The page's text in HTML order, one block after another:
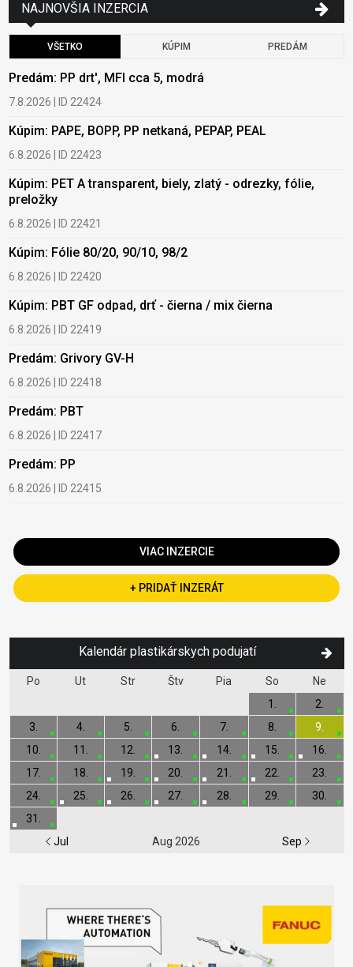
NAJNOVŠIA INZERCIA
VŠETKO KÚPIM PREDÁM
Predám: PP drt', MFI cca 5, modrá
7.8.2026 | ID 22424
Kúpim: PAPE, BOPP, PP netkaná, PEPAP, PEAL
6.8.2026 | ID 22423
Kúpim: PET A transparent, biely, zlatý - odrezky, fólie,
preložky
6.8.2026 | ID 22421
Kúpim: Fólie 80/20, 90/10, 98/2
6.8.2026 | ID 22420
Kúpim: PBT GF odpad, drť - čierna / mix čierna
6.8.2026 | ID 22419
Predám: Grivory GV-H
6.8.2026 | ID 22418
Predám: PBT
6.8.2026 | ID 22417
Predám: PP
6.8.2026 | ID 22415
VIAC INZERCIE
+ PRIDAŤ INZERÁT
Kalendár plastikárskych podujatí
Po Ut Str Štv Pia So Ne
Jul Aug 2026 Sep
1.
2.
3.
4. 5. 6. 7. 8.
9.
10.
11. 12. 13. 14. 15.
16.
17.
18. 19. 20. 21. 22.
23.
24.
25. 26. 27. 28. 29.
30.
31.